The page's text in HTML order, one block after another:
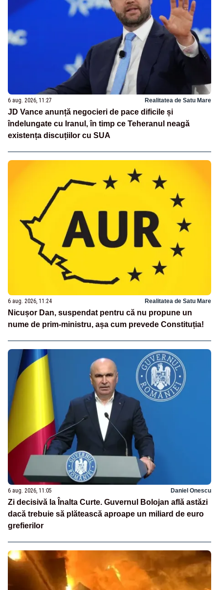
6 aug. 2026, 11:27 Realitatea de Satu Mare
JD Vance anunță negocieri de pace dificile și
îndelungate cu Iranul, în timp ce Teheranul neagă
existența discuțiilor cu SUA
6 aug. 2026, 11:24 Realitatea de Satu Mare
Nicușor Dan, suspendat pentru că nu propune un
nume de prim-ministru, așa cum prevede Constituția!
6 aug. 2026, 11:05 Daniel Onescu
Zi decisivă la Înalta Curte. Guvernul Bolojan află astăzi
dacă trebuie să plătească aproape un miliard de euro
grefierilor